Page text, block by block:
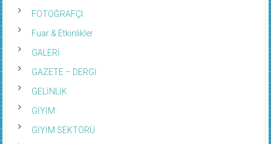
FOTOĞRAFÇI
Fuar & Etkinlikler
GALERİ
GAZETE – DERGİ
GELİNLİK
GİYİM
GİYİM SEKTÖRÜ